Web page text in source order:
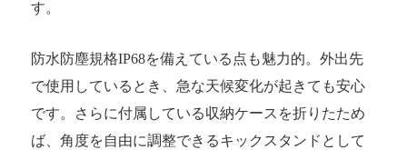
す。
防水防塵規格IP68を備えている点も魅力的。外出先
で使用しているとき、急な天候変化が起きても安心
です。さらに付属している収納ケースを折りたため
ば、角度を自由に調整できるキックスタンドとして